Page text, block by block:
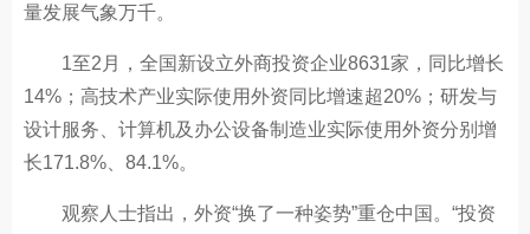
量发展气象万千。
1至2月，全国新设立外商投资企业8631家，同比增长
14%；高技术产业实际使用外资同比增速超20%；研发与
设计服务、计算机及办公设备制造业实际使用外资分别增
长171.8%、84.1%。
观察人士指出，外资“换了一种姿势”重仓中国。“投资